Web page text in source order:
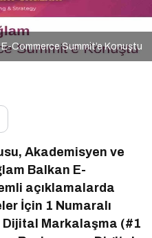
Commerce Summit’e Konuştu
Akademisyen ve
Balkan E-
açıklamalarda
İçin 1 Numaralı
Markalaşma (#1